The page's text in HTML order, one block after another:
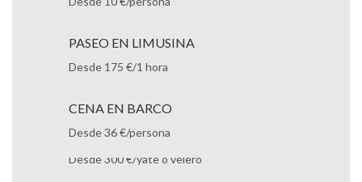
BEAUTY PARTY
PASEO EN LIMUSINA
Desde 175 €/1 hora
ALQUILER DE BARCOS
Desde 300 €/yate o velero
CENA EN BARCO
Desde 36 €/persona